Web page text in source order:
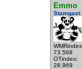
Emmo
Stamgast
73.568
OTindex:
28.969